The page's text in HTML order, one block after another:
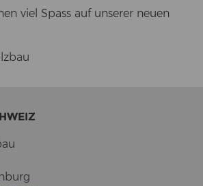
viel Spass auf un­se­rer neuen